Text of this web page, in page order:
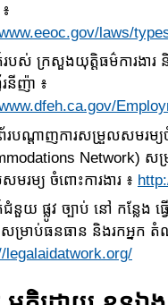
laws/
បស់ ក្រសួងយុត្តិធម៌ការងារ និ
នីញ៉ា ៖
បណ្តាញការសម្រួលសមរម្យចំ
Network) សម្
រម្យ ចំពោះការងារ ៖
នួយ ផ្លូវ ច្បាប់ នៅ កន្លែង ធ្
ម្រាប់ធនធាន និងរកអ្នក តំណ
legalaidatwork.org/